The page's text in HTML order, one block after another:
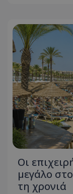
Οι
μεγάλο
τη χρονιά